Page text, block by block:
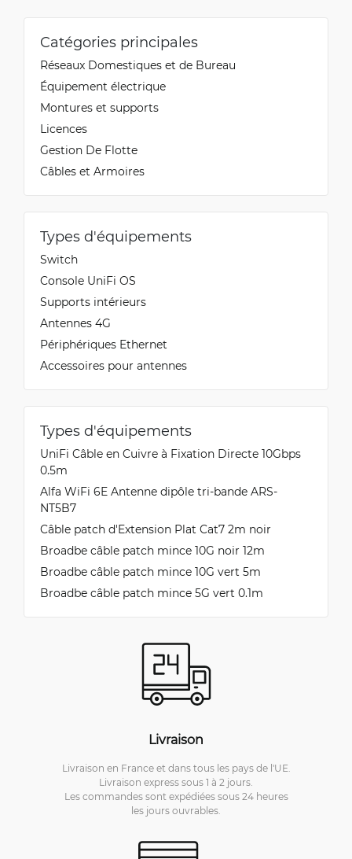
Catégories principales
Réseaux Domestiques et de Bureau
Équipement électrique
Montures et supports
Licences
Gestion De Flotte
Câbles et Armoires
Types d'équipements
Switch
Console UniFi OS
Supports intérieurs
Antennes 4G
Périphériques Ethernet
Accessoires pour antennes
Types d'équipements
UniFi Câble en Cuivre à Fixation Directe 10Gbps
0.5m
Alfa WiFi 6E Antenne dipôle tri-bande ARS-
NT5B7
Câble patch d'Extension Plat Cat7 2m noir
Broadbe câble patch mince 10G noir 12m
Broadbe câble patch mince 10G vert 5m
Broadbe câble patch mince 5G vert 0.1m
Livraison
Livraison en France et dans tous les pays de l'UE.
Livraison express sous 1 à 2 jours.
Les commandes sont expédiées sous 24 heures
les jours ouvrables.